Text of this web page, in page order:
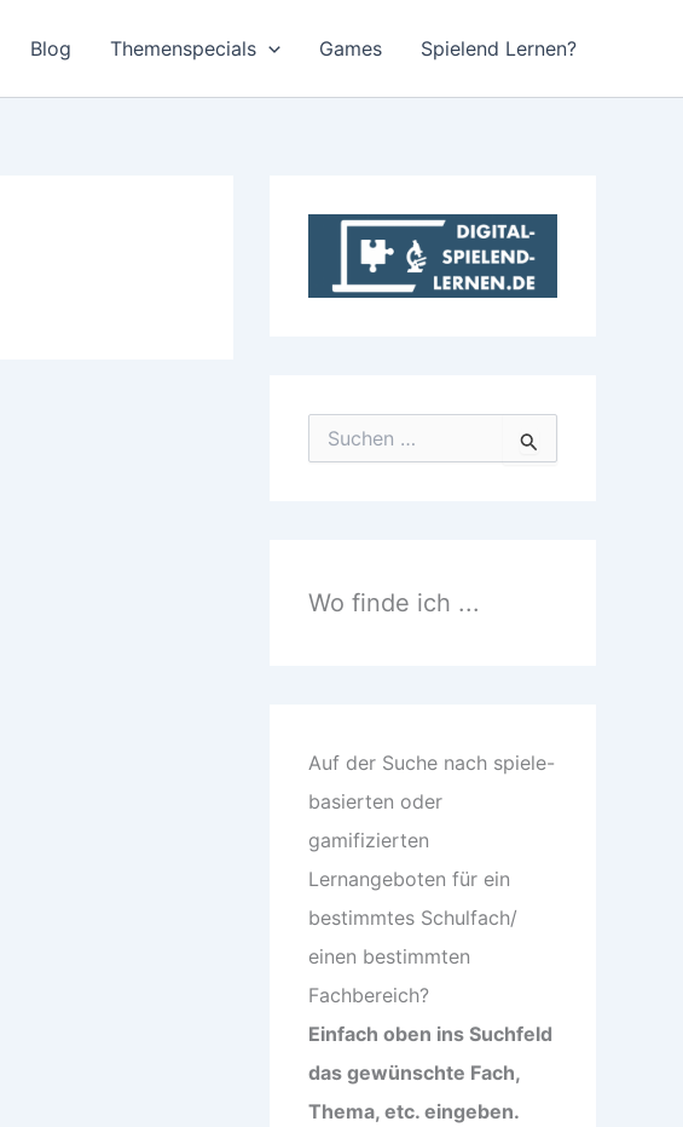
Blog Themenspecials Games Spielend Lernen?
a
c
Wo finde ich ...
Auf der Suche nach spiele-
basierten oder
gamifizierten
Lernangeboten für ein
bestimmtes Schulfach/
einen bestimmten
Fachbereich?
Einfach oben ins Suchfeld
das gewünschte Fach,
Thema, etc. eingeben.